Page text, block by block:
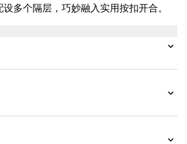
多个隔层，巧妙融入实用按扣开合。